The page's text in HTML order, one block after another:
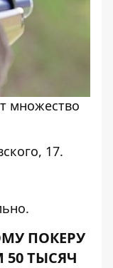
множество
17.
ПОКЕРУ
ТЫСЯЧ